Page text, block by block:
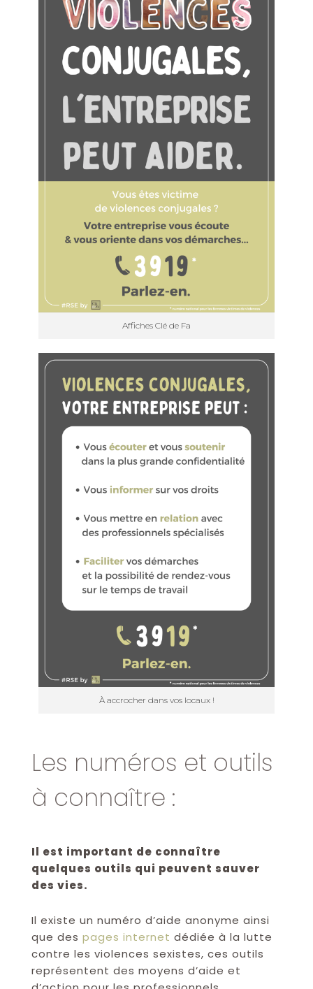
Affiches Clé de Fa
À accrocher dans vos locaux !
Les numéros et outils
à connaître :
Il est important de connaître
quelques outils qui peuvent sauver
des vies.
Il existe un numéro d’aide anonyme ainsi
que des pages internet dédiée à la lutte
contre les violences sexistes, ces outils
représentent des moyens d’aide et